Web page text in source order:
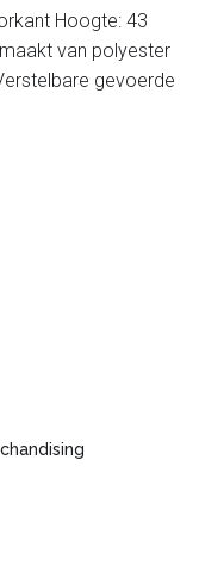
Hoogte: 43
van polyester
gevoerde